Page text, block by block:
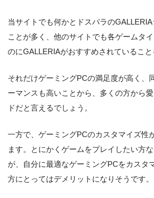
当サイトでも何かとドスパラの
ことが多く、他のサイトでも各ゲームタ
のにGALLERIAがおすすめされていること
それだけゲーミングPCの満足度が高く、
ーマンスも高いことから、多くの方から
ドだと言えるでしょう。
一方で、ゲーミングPCのカスタマイズ性
ます。とにかくゲームをプレイしたい方
が、自分に最適なゲーミングPCをカスタ
方にとってはデメリットになりそうです。